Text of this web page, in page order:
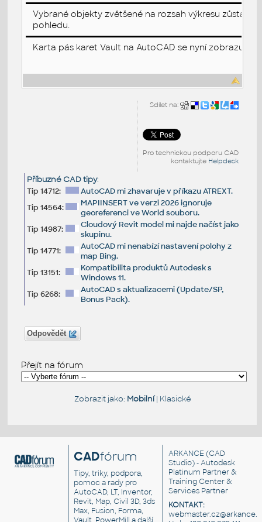
Vybrané objekty zvětšené na rozsah výkresu
pohledu.
Karta pás karet Vault na AutoCAD se nyní zobrazuje
Sdílet na:
Pro technickou podporu CAD
kontaktujte Helpdesk
Příbuzné CAD tipy:
Tip 14712:
AutoCAD mi zhavaruje v příkazu ATREXT.
Tip 14564:
MAPIINSERT ve verzi 2026 ignoruje
georeferenci ve World souboru.
Tip 14987:
Cloudový Revit model mi najde načíst jako
skupinu.
Tip 14771:
AutoCAD mi nenabízí nastavení polohy z
map Bing.
Tip 13151:
Kompatibilita produktů Autodesk s
Windows 11.
Tip 6268:
AutoCAD s aktualizacemi (Update/SP,
Bonus Pack).
Odpovědět
Přejít na fórum
Zobrazit jako: Mobilní| Klasické
CADfórum
Tipy, triky, podpora,
pomoc a rady pro
AutoCAD, LT, Inventor,
Revit, Map, Civil 3D, 3ds
Max, Fusion, Forma,
ARKANCE (CAD
Studio) - Autodesk
Platinum Partner &
Training Center &
Services Partner
KONTAKT: